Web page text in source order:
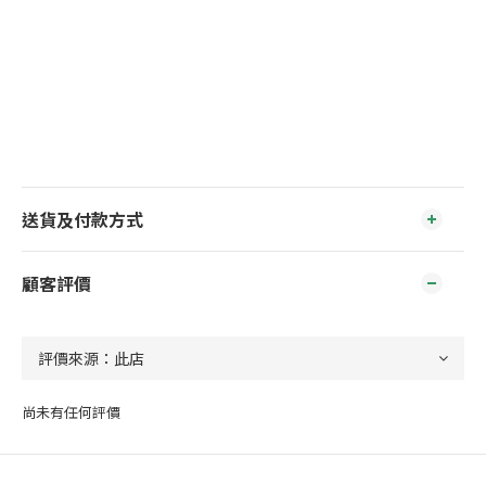
送貨及付款方式
顧客評價
尚未有任何評價